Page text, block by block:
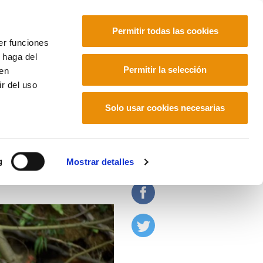
funciones
del
del uso
Mostrar detalles
Permitir todas las cookies
Permitir la selección
Solo usar cookies necesarias
colonialismo?